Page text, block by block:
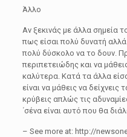
Άλλο
Αν ξεκινάς με άλλα σημεία
πως είσαι πολύ δυνατή
πολύ δύσκολο να το δουν.
περιπετειώδης και να
καλύτερα. Κατά τα άλλα
είναι να μάθεις να δείχνεις
κρύβεις απλώς τις
΄σένα είναι αυτό που θα
– See more at: http://